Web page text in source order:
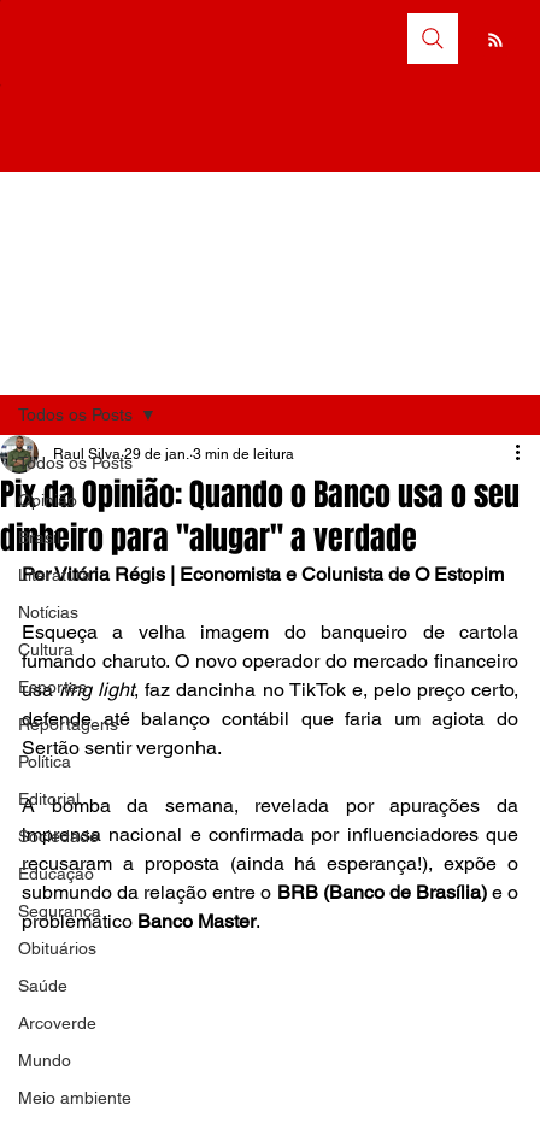
Todos os Posts
Opinião
Brasil
Literatura
Notícias
Cultura
Esportes
Reportagens
Política
Editorial
Sociedade
Educação
Segurança
Obituários
Saúde
Arcoverde
Mundo
Meio ambiente
Todos os Posts
Pix da Opinião: Quando o Banco usa o seu
dinheiro para "alugar" a verdade
Raul Silva 29 de jan. 3 min de leitura
Por Vitória Régis | Economista e Colunista de O Estopim
Esqueça a velha imagem do banqueiro de cartola
fumando charuto. O novo operador do mercado financeiro
usa ring light, faz dancinha no TikTok e, pelo preço certo,
defende até balanço contábil que faria um agiota do
Sertão sentir vergonha.
A bomba da semana, revelada por apurações da
imprensa nacional e confirmada por influenciadores que
recusaram a proposta (ainda há esperança!), expõe o
submundo da relação entre o BRB (Banco de Brasília) e o
problemático Banco Master.